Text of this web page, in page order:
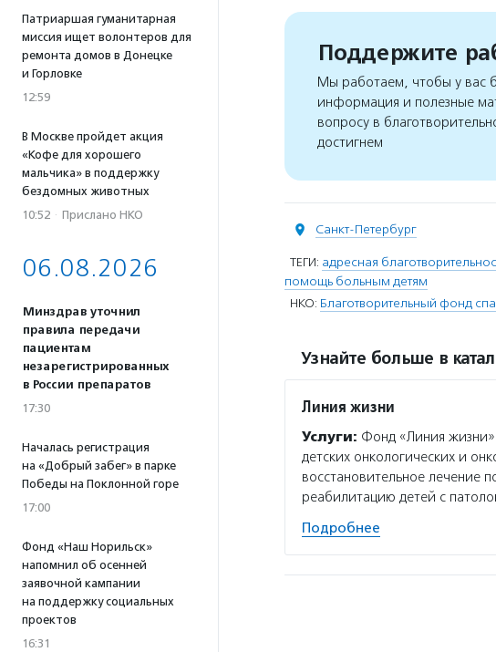
Патриаршая гуманитарная
миссия ищет волонтеров для
ремонта домов в Донецке
и Горловке
12:59
В Москве пройдет акция
«Кофе для хорошего
мальчика» в поддержку
бездомных животных
10:52 · Прислано НКО
06.08.2026
Минздрав уточнил
правила передачи
пациентам
незарегистрированных
в России препаратов
17:30
Началась регистрация
на «Добрый забег» в парке
Победы на Поклонной горе
17:00
Фонд «Наш Норильск»
напомнил об осенней
заявочной кампании
на поддержку социальных
проектов
16:31
Поддержите
Мы работаем, чтобы у вас
информация и полезные
вопросу в
достигнем
Санкт-Петербург
ТЕГИ: адресная
помощь больным детям
НКО: Благотворительный фонд
Узнайте больше в
Линия жизни
Услуги: Фонд «Линия
детских онкологических и
восстановительное лечение
реабилитацию детей с
Подробнее